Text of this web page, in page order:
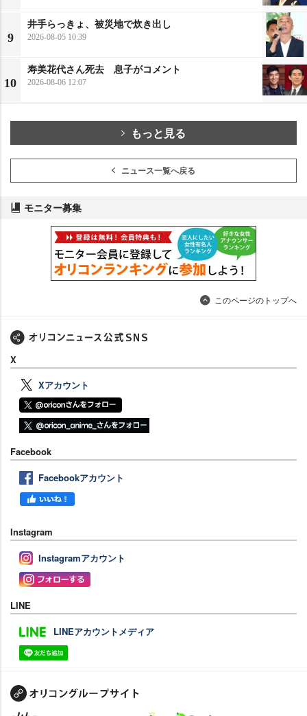
9
井手らっきょ、被災地で炊き出し
2026-08-05 10:39
10
寿美花代さん死去 息子がコメント
2026-08-06 12:07
もっと見る
ニュース一覧へ戻る
モニター募集
このページのトップへ
X
Xアカウント
Facebook
Facebookアカウント
Instagram
Instagramアカウント
LINE
LINEアカウントメディア